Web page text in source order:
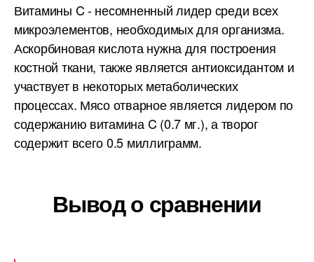
Витамины C - несомненный лидер среди всех
микроэлементов, необходимых для организма.
Аскорбиновая кислота нужна для построения
костной ткани, также является антиоксидантом и
участвует в некоторых метаболических
процессах. Мясо отварное является лидером по
содержанию витамина C (0.7 мг.), а творог
содержит всего 0.5 миллиграмм.
Вывод о сравнении